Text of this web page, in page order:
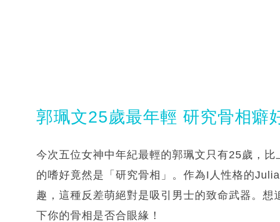
郭珮文25歲最年輕 研究骨相癖
今次五位女神中年紀最輕的郭珮文只有25歲，
的嗜好竟然是「研究骨相」。作為I人性格的
趣，這種反差萌絕對是吸引男士的致命武器。
下你的骨相是否合眼緣！